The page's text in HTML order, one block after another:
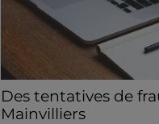
Des tentatives de
Mainvilliers